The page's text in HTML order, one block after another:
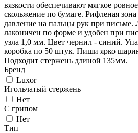
вязкости обеспечивают мягкое
скольжение по бумаге. Рифленая зона
давление на пальцы рук при письме.
лаконичен по форме и удобен при
узла 1,0 мм. Цвет чернил - синий.
коробка по 50 штук. Пиши ярко
Подходит стержень длиной 135мм.
Бренд
Luxor
Игольчатый стержень
Нет
С грипом
Нет
Тип